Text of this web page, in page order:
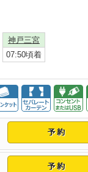
神戸三宮
07:50頃着